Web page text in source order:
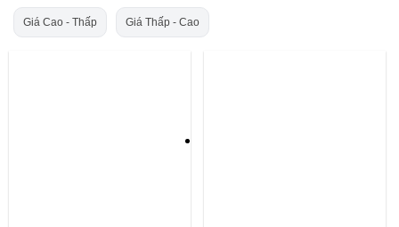
Giá Cao - Thấp Giá Thấp - Cao